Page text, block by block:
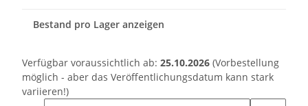
Bestand pro Lager anzeigen
Verfügbar voraussichtlich ab: 25.10.2026 (Vorbestellung
möglich - aber das Veröffentlichungsdatum kann stark
variieren!)